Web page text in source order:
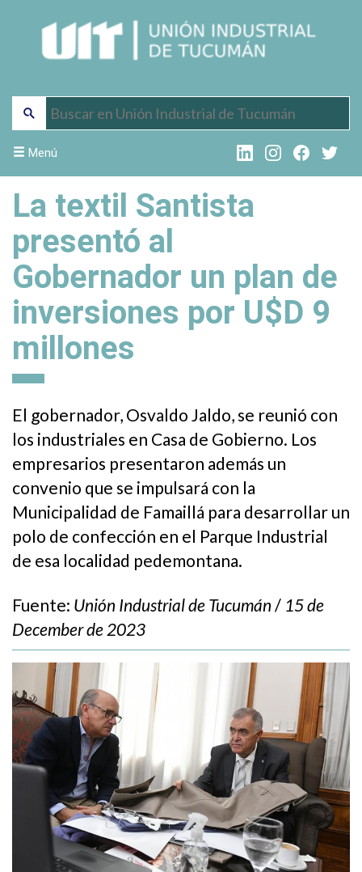
Menú
La textil Santista
presentó al
Gobernador un plan de
inversiones por U$D 9
millones
El gobernador, Osvaldo Jaldo, se reunió con
los industriales en Casa de Gobierno. Los
empresarios presentaron además un
convenio que se impulsará con la
Municipalidad de Famaillá para desarrollar un
polo de confección en el Parque Industrial
de esa localidad pedemontana.
Fuente: Unión Industrial de Tucumán / 15 de
December de 2023